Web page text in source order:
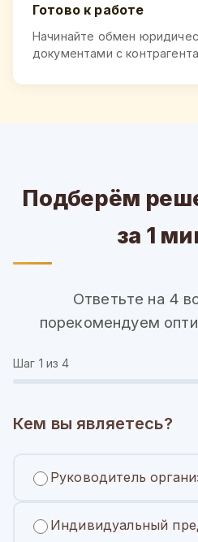
Готово к работе
Начинайте обмен
документами с
Подберём
за 1
Ответьте на 4
порекомендуем
Шаг 1 из 4
Кем вы являетесь?
Руководитель
Индивидуальный